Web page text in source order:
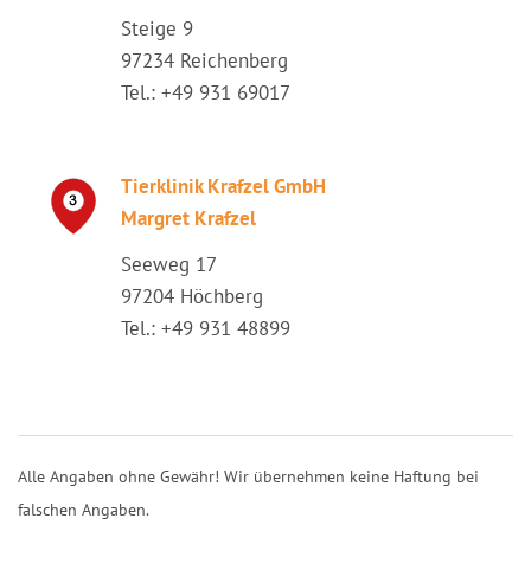
Steige 9
97234 Reichenberg
Tel.: +49 931 69017
Tierklinik Krafzel GmbH
Margret Krafzel
Seeweg 17
97204 Höchberg
Tel.: +49 931 48899
Alle Angaben ohne Gewähr! Wir übernehmen keine Haftung bei
falschen Angaben.